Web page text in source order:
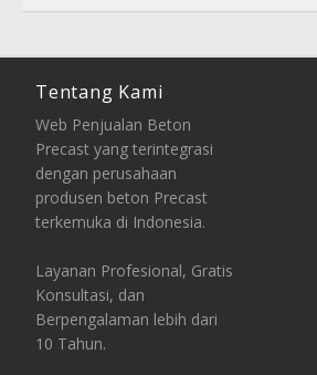
Tentang Kami
Web Penjualan Beton
Precast yang terintegrasi
dengan perusahaan
produsen beton Precast
terkemuka di Indonesia.
Layanan Profesional, Gratis
Konsultasi, dan
Berpengalaman lebih dari
10 Tahun.